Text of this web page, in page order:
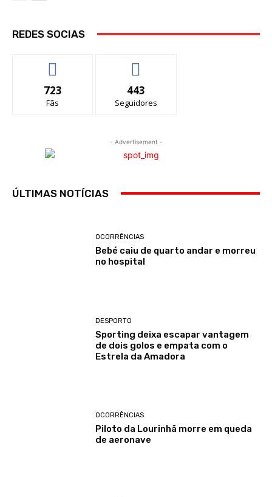
REDES SOCIAS
723
Fãs
443
Seguidores
- Advertisement -
ÚLTIMAS NOTÍCIAS
OCORRÊNCIAS
Bebé caiu de quarto andar e morreu
no hospital
DESPORTO
Sporting deixa escapar vantagem
de dois golos e empata com o
Estrela da Amadora
OCORRÊNCIAS
Piloto da Lourinhã morre em queda
de aeronave